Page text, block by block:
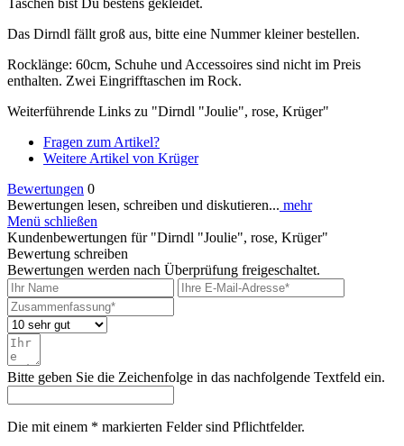
Das Dirndl fällt groß aus, bitte eine Nummer kleiner bestellen.
Rocklänge: 60cm, Schuhe und Accessoires sind nicht im Preis
enthalten. Zwei Eingrifftaschen im Rock.
Weiterführende Links zu "Dirndl "Joulie", rose, Krüger"
Fragen zum Artikel?
Weitere Artikel von Krüger
Bewertungen 0
Bewertungen lesen, schreiben und diskutieren... mehr
Menü schließen
Kundenbewertungen für "Dirndl "Joulie", rose, Krüger"
Bewertung schreiben
Bewertungen werden nach Überprüfung freigeschaltet.
Bitte geben Sie die Zeichenfolge in das nachfolgende Textfeld ein.
Die mit einem * markierten Felder sind Pflichtfelder.